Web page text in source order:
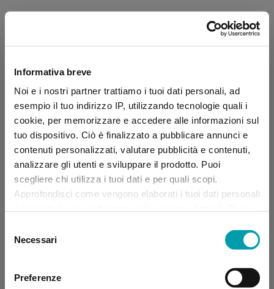
Informativa breve
Noi e i nostri partner trattiamo i tuoi dati personali, ad
esempio il tuo indirizzo IP, utilizzando tecnologie quali i
cookie, per memorizzare e accedere alle informazioni sul
tuo dispositivo. Ciò è finalizzato a pubblicare annunci e
contenuti personalizzati, valutare pubblicità e contenuti,
analizzare gli utenti e sviluppare il prodotto. Puoi
scegliere chi utilizza i tuoi dati e per quali scopi.
Approfondisci come vengono elaborati i tuoi dati personali
momento dalla Dichiarazione sui “
delNecessari
Preferenze
Application error: a client-side exception has occurred (see the
browser console for more information)